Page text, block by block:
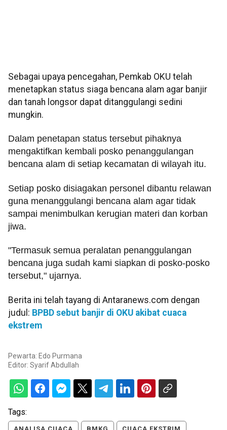
Sebagai upaya pencegahan, Pemkab OKU telah
menetapkan status siaga bencana alam agar banjir
dan tanah longsor dapat ditanggulangi sedini
mungkin.
Dalam penetapan status tersebut pihaknya
mengaktifkan kembali posko penanggulangan
bencana alam di setiap kecamatan di wilayah itu.
Setiap posko disiagakan personel dibantu relawan
guna menanggulangi bencana alam agar tidak
sampai menimbulkan kerugian materi dan korban
jiwa.
"Termasuk semua peralatan penanggulangan
bencana juga sudah kami siapkan di posko-posko
tersebut," ujarnya.
Berita ini telah tayang di Antaranews.com dengan
judul: BPBD sebut banjir di OKU akibat cuaca
ekstrem
Pewarta: Edo Purmana
Editor: Syarif Abdullah
Tags: